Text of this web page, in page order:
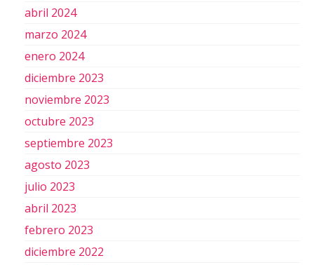
abril 2024
marzo 2024
enero 2024
diciembre 2023
noviembre 2023
octubre 2023
septiembre 2023
agosto 2023
julio 2023
abril 2023
febrero 2023
diciembre 2022